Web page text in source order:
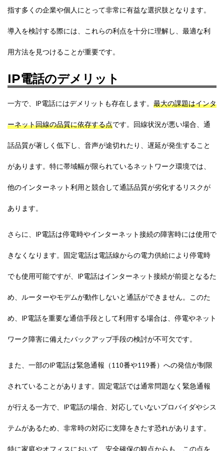
指す多くの企業や個人にとって非常に有益な選択肢となります。
導入を検討する際には、これらの利点を十分に理解し、最適な利
用方法を見つけることが重要です。
IP電話のデメリット
一方で、IP電話にはデメリットも存在します。 最大の課題はインタ
ーネット回線の品質に依存する点です。回線状況が悪い場合、通
話品質が著しく低下し、音声が途切れたり、遅延が発生すること
があります。特に帯域幅が限られているネットワーク環境では、
他のインターネット利用と競合して通話品質が劣化するリスクが
あります。
さらに、IP電話は停電時やインターネット接続の障害時には使用で
きなくなります。固定電話は電話線からの電力供給により停電時
でも使用可能ですが、IP電話はインターネット接続が前提となるた
め、ルーターやモデムが動作しないと通話ができません。このた
め、IP電話を重要な通信手段として利用する場合は、停電やネット
ワーク障害に備えたバックアップ手段の検討が不可欠です。
また、一部のIP電話は緊急通報（110番や119番）への発信が制限
されていることがあります。固定電話では通常問題なく緊急通報
が行える一方で、IP電話の場合、対応していないプロバイダやシス
テムがあるため、非常時の対応に支障をきたす恐れがあります。
特に家庭やオフィスにおいて、安全確保の観点からも、この点を